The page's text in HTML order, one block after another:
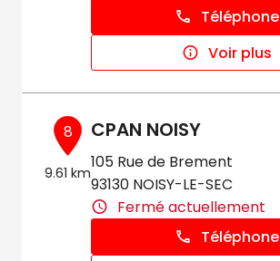
Téléphone
Voir plus
8
9.61 km
CPAN NOISY
105 Rue de Brement
93130 NOISY-LE-SEC
Fermé actuellement
Téléphone